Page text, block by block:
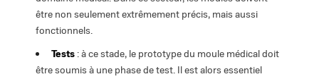
être non seulement extrêmement précis, mais aussi
fonctionnels.
Tests : à ce stade, le prototype du moule médical doit
être soumis à une phase de test. Il est alors essentiel